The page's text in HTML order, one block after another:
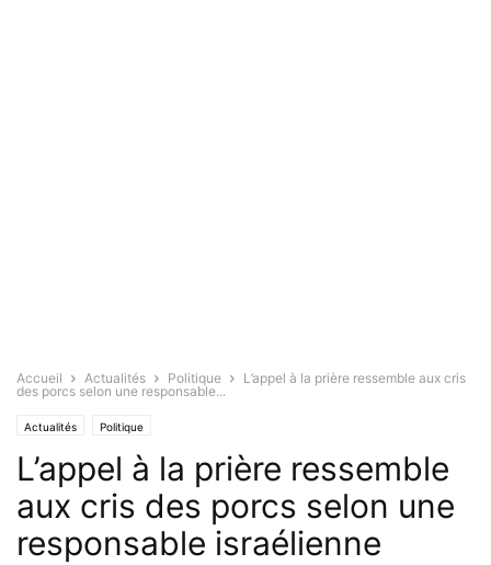
Accueil Actualités Politique
L’appel à la prière ressemble aux cris
des porcs selon une responsable...
Actualités Politique
L’appel à la prière ressemble
aux cris des porcs selon une
responsable israélienne